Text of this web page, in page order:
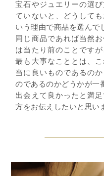
宝石やジュエリーの選
ていないと、どうして
いう理由で商品を選んで
同じ商品であれば当然
は当たり前のことです
最も大事なこととは、
当に良いものであるの
のであるのかどうかが一
出会えて良かったと満
方をお伝えしたいと思い